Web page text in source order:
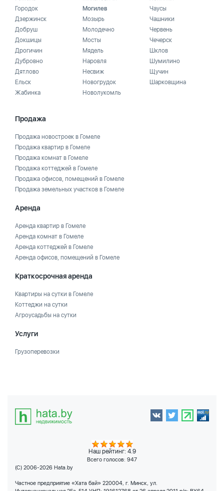
Городок
Дзержинск
Добруш
Докшицы
Дрогичин
Дубровно
Дятлово
Ельск
Жабинка
Могилев
Мозырь
Молодечно
Мосты
Мядель
Наровля
Несвиж
Новогрудок
Новолукомль
Чаусы
Чашники
Червень
Чечерск
Шклов
Шумилино
Щучин
Шарковщина
Продажа
Продажа новостроек в Гомеле
Продажа квартир в Гомеле
Продажа комнат в Гомеле
Продажа коттеджей в Гомеле
Продажа офисов, помещений в Гомеле
Продажа земельных участков в Гомеле
Аренда
Аренда квартир в Гомеле
Аренда комнат в Гомеле
Аренда коттеджей в Гомеле
Аренда офисов, помещений в Гомеле
Краткосрочная аренда
Квартиры на сутки в Гомеле
Коттеджи на сутки
Агроусадьбы на сутки
Услуги
Грузоперевозки
Наш рейтинг: 4.9
Всего голосов: 947
(C) 2006-2026 Hata.by
Частное предприятие «Хата бай» 220004, г. Минск, ул.